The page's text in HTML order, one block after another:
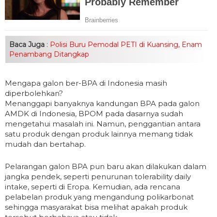
Baca Juga : Polisi Buru Pemodal PETI di Kuansing, Enam
Penambang Ditangkap
Mengapa galon ber-BPA di Indonesia masih
diperbolehkan?
Menanggapi banyaknya kandungan BPA pada galon
AMDK di Indonesia, BPOM pada dasarnya sudah
mengetahui masalah ini. Namun, penggantian antara
satu produk dengan produk lainnya memang tidak
mudah dan bertahap.
Pelarangan galon BPA pun baru akan dilakukan dalam
jangka pendek, seperti penurunan tolerability daily
intake, seperti di Eropa. Kemudian, ada rencana
pelabelan produk yang mengandung polikarbonat
sehingga masyarakat bisa melihat apakah produk